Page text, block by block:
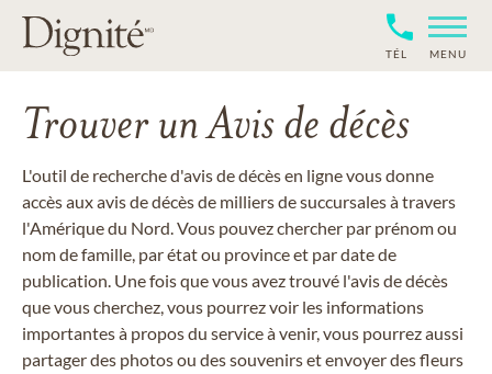
TÉL MENU
Trouver un Avis de décès
L'outil de recherche d'avis de décès en ligne vous donne
accès aux avis de décès de milliers de succursales à travers
l'Amérique du Nord. Vous pouvez chercher par prénom ou
nom de famille, par état ou province et par date de
publication. Une fois que vous avez trouvé l'avis de décès
que vous cherchez, vous pourrez voir les informations
importantes à propos du service à venir, vous pourrez aussi
partager des photos ou des souvenirs et envoyer des fleurs